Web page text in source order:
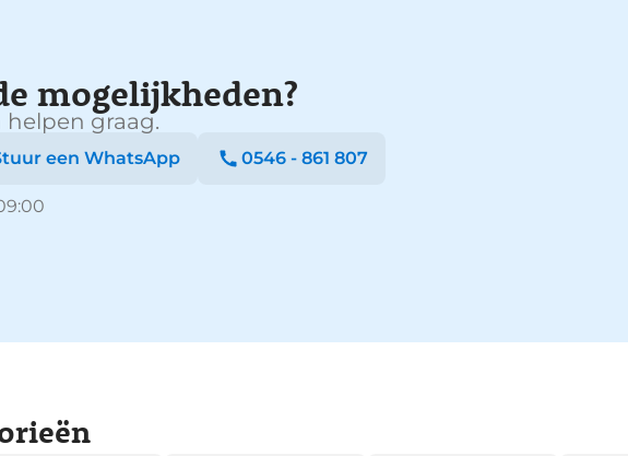
mogelijkheden?
helpen graag.
een WhatsApp 0546 - 861 807